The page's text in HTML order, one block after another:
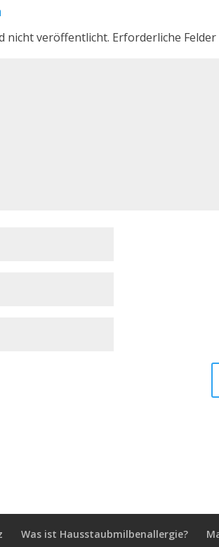
nicht veröffentlicht. Erforderliche
Was ist Hausstaubmilbenallergie?